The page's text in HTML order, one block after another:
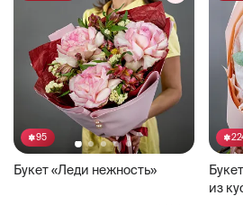
95
Букет «Леди нежность»
из